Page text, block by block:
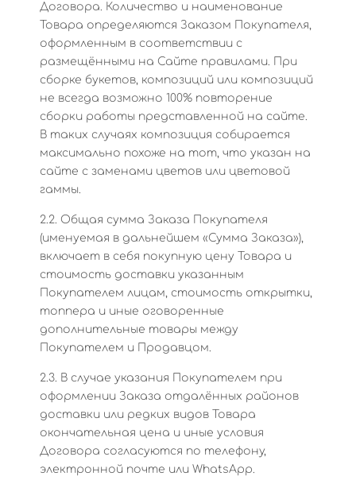
Договора. Количество и наименование
Товара определяются Заказом Покупателя,
оформленным в соответствии с
размещёнными на Сайте правилами. При
сборке букетов, композиций или композиций
не всегда возможно 100% повторение
сборки работы представленной на сайте.
В таких случаях композиция собирается
максимально похоже на тот, что указан на
сайте с заменами цветов или цветовой
гаммы.
2.2. Общая сумма Заказа Покупателя
(именуемая в дальнейшем «Сумма Заказа»),
включает в себя покупную цену Товара и
стоимость доставки указанным
Покупателем лицам, стоимость открытки,
топпера и иные оговоренные
дополнительные товары между
Покупателем и Продавцом.
2.3. В случае указания Покупателем при
оформлении Заказа отдалённых районов
доставки или редких видов Товара
окончательная цена и иные условия
Договора согласуются по телефону,
электронной почте или WhatsApp.